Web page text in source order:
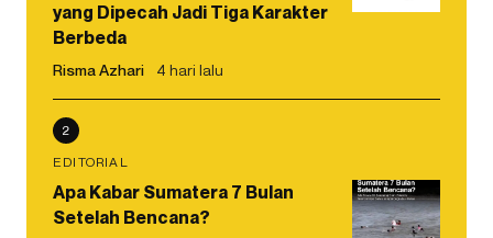
yang Dipecah Jadi Tiga Karakter
Berbeda
Risma Azhari 4 hari lalu
2
EDITORIAL
Apa Kabar Sumatera 7 Bulan
Setelah Bencana?